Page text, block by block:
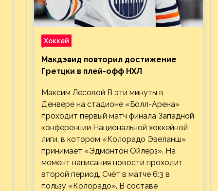
Хоккей
Макдэвид повторил достижение
Гретцки в плей-офф НХЛ
Максим Лесовой В эти минуты в
Денвере на стадионе «Болл-Арена»
проходит первый матч финала Западной
конференции Национальной хоккейной
лиги, в котором «Колорадо Эвеланш»
принимает «Эдмонтон Ойлерз». На
момент написания новости проходит
второй период. Счёт в матче 6:3 в
пользу «Колорадо». В составе